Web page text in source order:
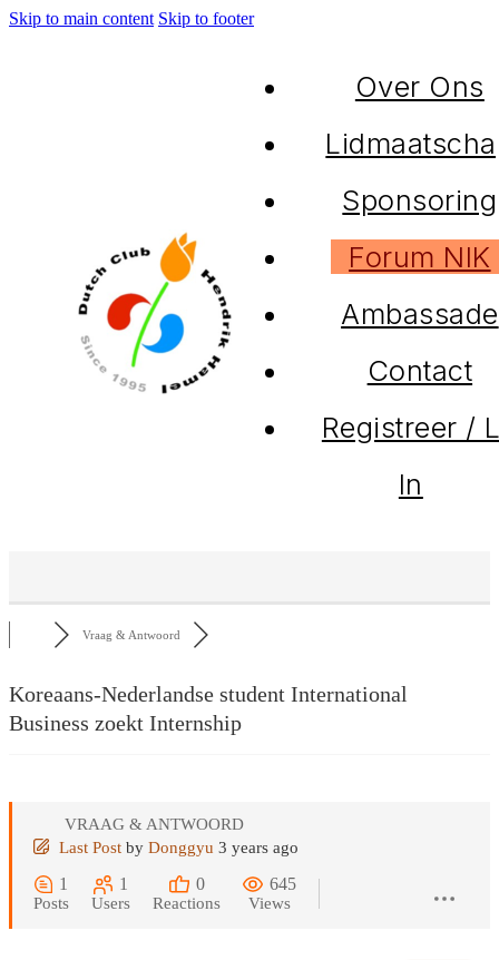
Skip to main content Skip to footer
Over Ons
Sponsoring
Forum NIK
Ambassade
Contact
Registreer /
In
Vraag & Antwoord
Koreaans-Nederlandse student International
Business zoekt Internship
VRAAG & ANTWOORD
Last Post by Donggyu 3 years ago
1
Posts
1
Users
0
Reactions
645
Views